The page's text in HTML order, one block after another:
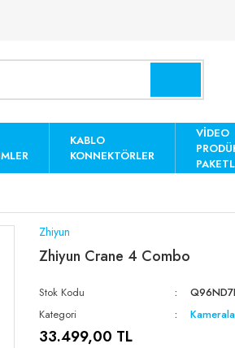
KABLO
KONNEKTÖRLER
VİDEO
Zhiyun
Zhiyun Crane 4 Combo
Stok Kodu
Kategori
33.499,00 TL